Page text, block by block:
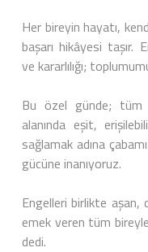
Her bireyin hayatı,
başarı hikâyesi taşır.
ve kararlılığı;
Bu özel günde; tüm
alanında eşit,
sağlamak adına
gücüne inanıyoruz.
Engelleri birlikte
emek veren tüm
dedi.